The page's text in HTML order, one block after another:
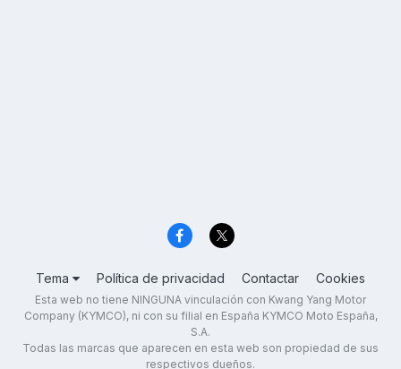
Tema Política de privacidad Contactar Cookies
Esta web no tiene NINGUNA vinculación con Kwang Yang Motor
Company (KYMCO), ni con su filial en España KYMCO Moto España,
S.A.
Todas las marcas que aparecen en esta web son propiedad de sus
respectivos dueños.